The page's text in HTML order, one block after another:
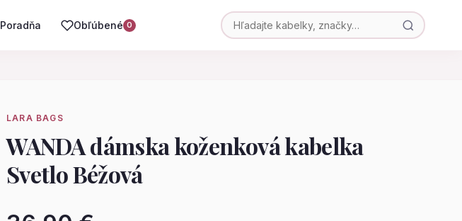
Poradňa Obľúbené 0
LARA BAGS
WANDA dámska koženková kabelka
Svetlo Béžová